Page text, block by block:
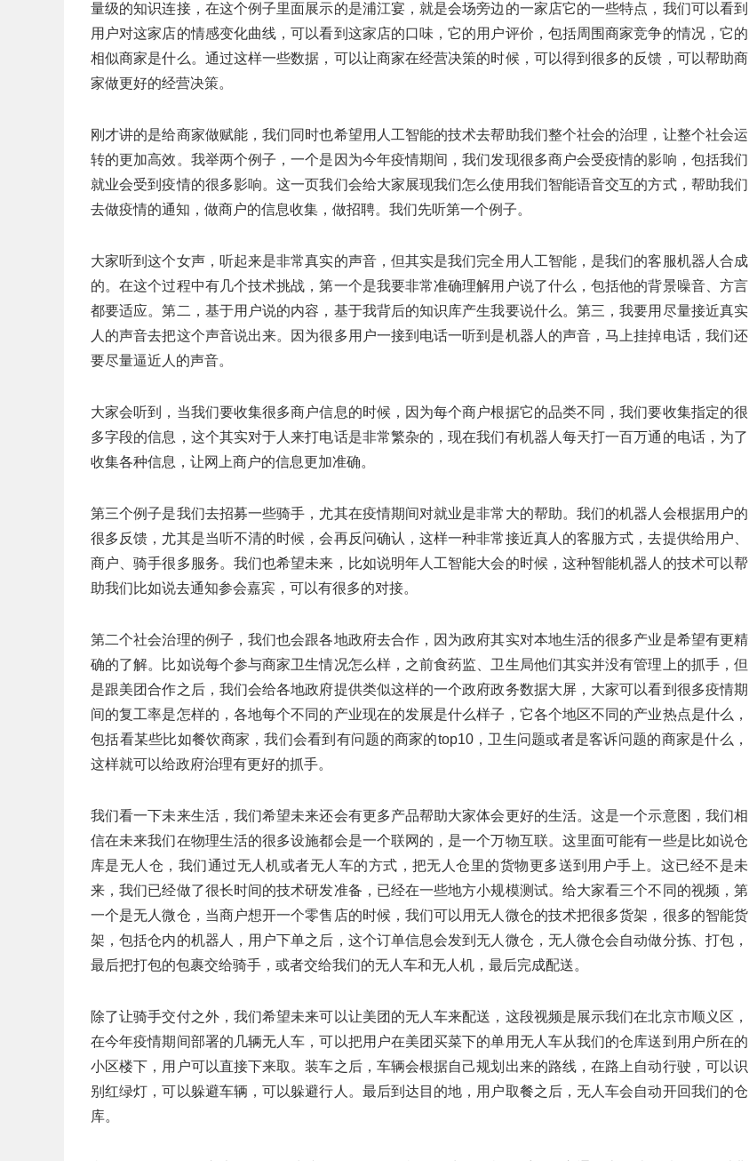
量级的知识连接，在这个例子里面展示的是浦江宴，就是会场旁边的一家店它的一些特点，我们可以看到
用户对这家店的情感变化曲线，可以看到这家店的口味，它的用户评价，包括周围商家竞争的情况，它的
相似商家是什么。通过这样一些数据，可以让商家在经营决策的时候，可以得到很多的反馈，可以帮助商
家做更好的经营决策。
刚才讲的是给商家做赋能，我们同时也希望用人工智能的技术去帮助我们整个社会的治理，让整个社会运
转的更加高效。我举两个例子，一个是因为今年疫情期间，我们发现很多商户会受疫情的影响，包括我们
就业会受到疫情的很多影响。这一页我们会给大家展现我们怎么使用我们智能语音交互的方式，帮助我们
去做疫情的通知，做商户的信息收集，做招聘。我们先听第一个例子。
大家听到这个女声，听起来是非常真实的声音，但其实是我们完全用人工智能，是我们的客服机器人合成
的。在这个过程中有几个技术挑战，第一个是我要非常准确理解用户说了什么，包括他的背景噪音、方言
都要适应。第二，基于用户说的内容，基于我背后的知识库产生我要说什么。第三，我要用尽量接近真实
人的声音去把这个声音说出来。因为很多用户一接到电话一听到是机器人的声音，马上挂掉电话，我们还
要尽量逼近人的声音。
大家会听到，当我们要收集很多商户信息的时候，因为每个商户根据它的品类不同，我们要收集指定的很
多字段的信息，这个其实对于人来打电话是非常繁杂的，现在我们有机器人每天打一百万通的电话，为了
收集各种信息，让网上商户的信息更加准确。
第三个例子是我们去招募一些骑手，尤其在疫情期间对就业是非常大的帮助。我们的机器人会根据用户的
很多反馈，尤其是当听不清的时候，会再反问确认，这样一种非常接近真人的客服方式，去提供给用户、
商户、骑手很多服务。我们也希望未来，比如说明年人工智能大会的时候，这种智能机器人的技术可以帮
助我们比如说去通知参会嘉宾，可以有很多的对接。
第二个社会治理的例子，我们也会跟各地政府去合作，因为政府其实对本地生活的很多产业是希望有更精
确的了解。比如说每个参与商家卫生情况怎么样，之前食药监、卫生局他们其实并没有管理上的抓手，但
是跟美团合作之后，我们会给各地政府提供类似这样的一个政府政务数据大屏，大家可以看到很多疫情期
间的复工率是怎样的，各地每个不同的产业现在的发展是什么样子，它各个地区不同的产业热点是什么，
包括看某些比如餐饮商家，我们会看到有问题的商家的top10，卫生问题或者是客诉问题的商家是什么，
这样就可以给政府治理有更好的抓手。
我们看一下未来生活，我们希望未来还会有更多产品帮助大家体会更好的生活。这是一个示意图，我们相
信在未来我们在物理生活的很多设施都会是一个联网的，是一个万物互联。这里面可能有一些是比如说仓
库是无人仓，我们通过无人机或者无人车的方式，把无人仓里的货物更多送到用户手上。这已经不是未
来，我们已经做了很长时间的技术研发准备，已经在一些地方小规模测试。给大家看三个不同的视频，第
一个是无人微仓，当商户想开一个零售店的时候，我们可以用无人微仓的技术把很多货架，很多的智能货
架，包括仓内的机器人，用户下单之后，这个订单信息会发到无人微仓，无人微仓会自动做分拣、打包，
最后把打包的包裹交给骑手，或者交给我们的无人车和无人机，最后完成配送。
除了让骑手交付之外，我们希望未来可以让美团的无人车来配送，这段视频是展示我们在北京市顺义区，
在今年疫情期间部署的几辆无人车，可以把用户在美团买菜下的单用无人车从我们的仓库送到用户所在的
小区楼下，用户可以直接下来取。装车之后，车辆会根据自己规划出来的路线，在路上自动行驶，可以识
别红绿灯，可以躲避车辆，可以躲避行人。最后到达目的地，用户取餐之后，无人车会自动开回我们的仓
库。